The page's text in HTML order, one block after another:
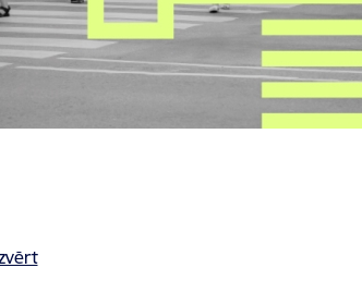
rakstu motīviem, ko izmantot jau gatavus,
un brīvi veidot ornamentus, kompozīcijas
formu porcelāna trauki un citi objekti pēc
un kalpos kā atmiņas rosinošs suvenīrs arī pēc
tikai novembrī, papildus muzeja pamata
vai personu grupai kopskaitā līdz 6